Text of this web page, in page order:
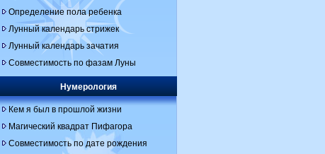
Определение пола ребенка
Лунный календарь стрижек
Лунный календарь зачатия
Совместимость по фазам Луны
Нумерология
Кем я был в прошлой жизни
Магический квадрат Пифагора
Совместимость по дате рождения